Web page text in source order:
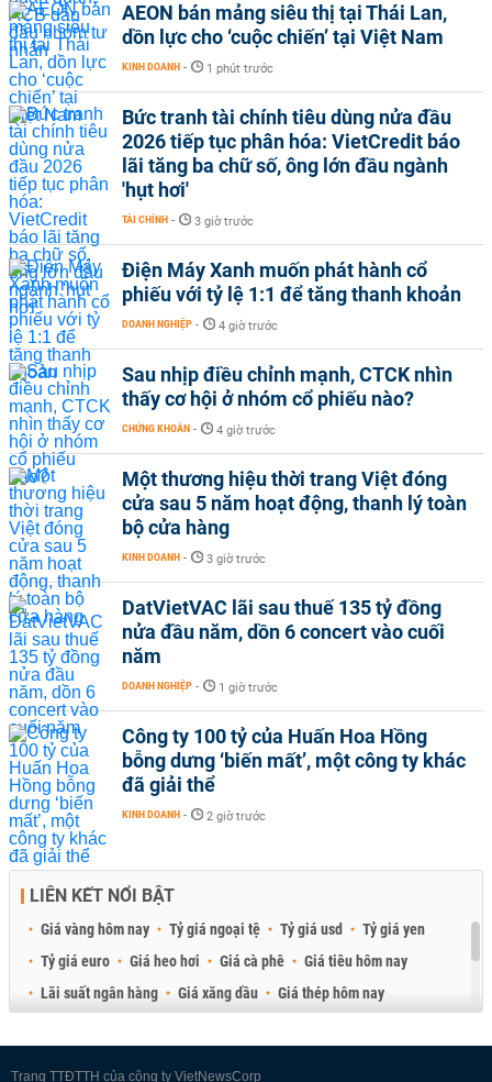
AEON bán mảng siêu thị tại Thái Lan,
dồn lực cho ‘cuộc chiến’ tại Việt Nam
KINH DOANH - 1 phút trước
Bức tranh tài chính tiêu dùng nửa đầu
2026 tiếp tục phân hóa: VietCredit báo
lãi tăng ba chữ số, ông lớn đầu ngành
'hụt hơi'
TÀI CHÍNH - 3 giờ trước
Điện Máy Xanh muốn phát hành cổ
phiếu với tỷ lệ 1:1 để tăng thanh khoản
DOANH NGHIỆP - 4 giờ trước
Sau nhịp điều chỉnh mạnh, CTCK nhìn
thấy cơ hội ở nhóm cổ phiếu nào?
CHỨNG KHOÁN - 4 giờ trước
Một thương hiệu thời trang Việt đóng
cửa sau 5 năm hoạt động, thanh lý toàn
bộ cửa hàng
KINH DOANH - 3 giờ trước
DatVietVAC lãi sau thuế 135 tỷ đồng
nửa đầu năm, dồn 6 concert vào cuối
năm
DOANH NGHIỆP - 1 giờ trước
Công ty 100 tỷ của Huấn Hoa Hồng
bỗng dưng ‘biến mất’, một công ty khác
đã giải thể
KINH DOANH - 2 giờ trước
LIÊN KẾT NỔI BẬT
Giá vàng hôm nay Tỷ giá ngoại tệ Tỷ giá usd
Tỷ giá yen
Tỷ giá euro
Giá heo hơi Giá cà phê
Giá tiêu hôm nay
Lãi suất ngân hàng
Giá xăng dầu
Giá thép hôm nay
Trang TTĐTTH của công ty VietNewsCorp